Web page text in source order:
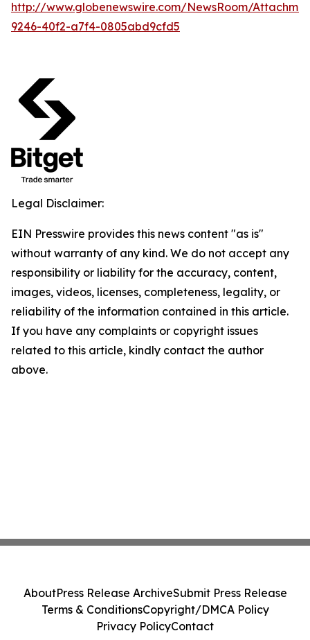
http://www.globenewswire.com/NewsRoom/
9246-40f2-a7f4-0805abd9cfd5
Legal Disclaimer:
EIN Presswire provides this news content "as is"
without warranty of any kind. We do not accept any
responsibility or liability for the accuracy, content,
images, videos, licenses, completeness, legality, or
reliability of the information contained in this article.
If you have any complaints or copyright issues
related to this article, kindly contact the author
above.
AboutPress Release ArchiveSubmit Press Release
Terms & ConditionsCopyright/DMCA Policy
Privacy PolicyContact